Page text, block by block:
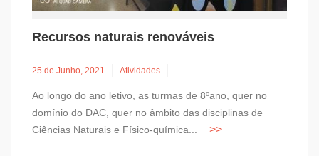
Recursos naturais renováveis
25 de Junho, 2021 Atividades
Ao longo do ano letivo, as turmas de 8ºano, quer no
domínio do DAC, quer no âmbito das disciplinas de
Ciências Naturais e Físico-química...